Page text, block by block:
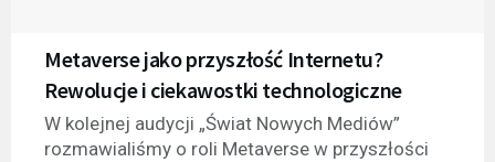
Metaverse jako przyszłość Internetu?
Rewolucje i ciekawostki technologiczne
W kolejnej audycji „Świat Nowych Mediów”
rozmawialiśmy o roli Metaverse w przyszłości